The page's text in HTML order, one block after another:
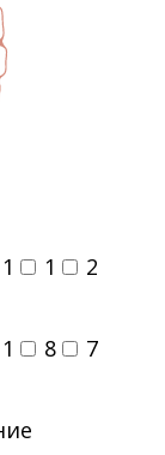
1 1
2
1 8
7